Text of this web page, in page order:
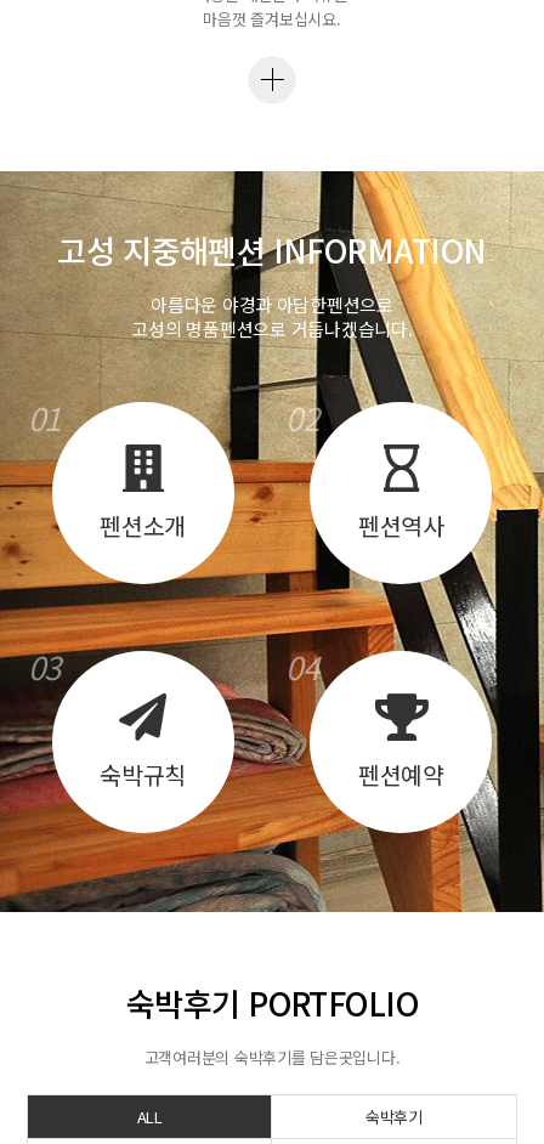
마음껏 즐겨보십시요.
고성 지중해펜션 INFORMATION
아름다운 야경과 아담한펜션으로
고성의 명품펜션으로 거듭나겠습니다.
01
펜션소개
02
펜션역사
03
숙박규칙
04
펜션예약
숙박후기 PORTFOLIO
고객여러분의 숙박후기를 담은곳입니다.
ALL
숙박후기